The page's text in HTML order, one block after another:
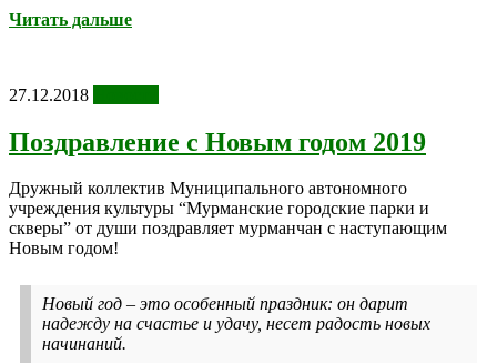
Читать дальше
27.12.2018
Поздравление с Новым годом 2019
Дружный коллектив Муниципального автономного
учреждения культуры “Мурманские городские парки и
скверы” от души поздравляет мурманчан с наступающим
Новым годом!
Новый год – это особенный праздник: он дарит
надежду на счастье и удачу, несет радость новых
начинаний.